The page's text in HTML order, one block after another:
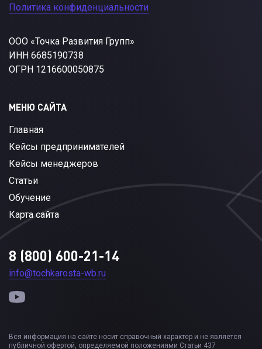
Политика конфиденциальности
ООО «Точка Развития Групп»
ИНН 6685190738
ОГРН 1216600050875
МЕНЮ САЙТА
Главная
Кейсы предпринимателей
Кейсы менеджеров
Статьи
Обучение
Карта сайта
8 (800) 600-21-14
info@tochkarosta-wb.ru
Вся информация на сайте носит справочный характер и не является
публичной офертой, определяемой положениями Статьи 437